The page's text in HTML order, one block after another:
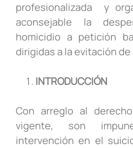
profesionalizada y
aconsejable la
homicidio a petición
dirigidas a la evitación de
INTRODUCCIÓN
Con arreglo al
vigente, son
intervención en el